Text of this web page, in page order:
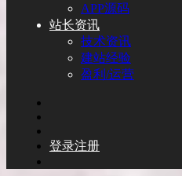
APP源码
站长资讯
技术资讯
建站经验
盈利/运营
登录注册